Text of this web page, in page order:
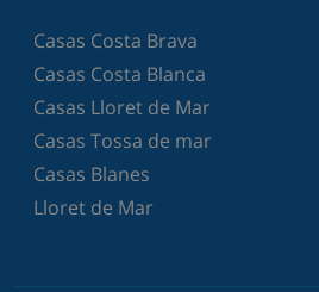
Casas Costa Brava
Casas Costa Blanca
Casas Lloret de Mar
Casas Tossa de mar
Casas Blanes
Lloret de Mar